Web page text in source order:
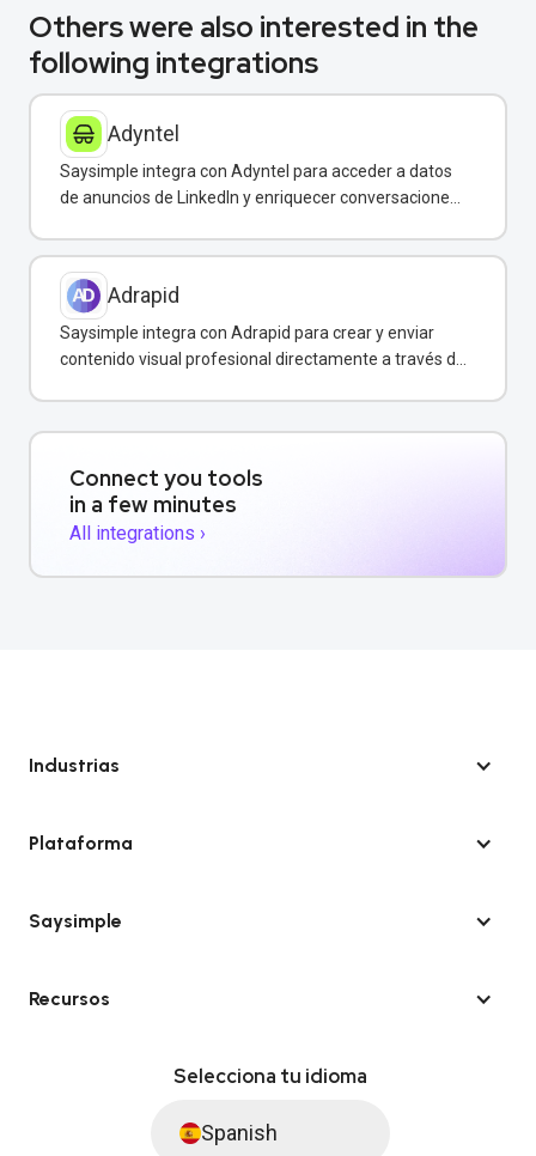
Others were also interested in the
following integrations
Adyntel
Saysimple integra con Adyntel para acceder a datos
de anuncios de LinkedIn y enriquecer conversaciones
Adrapid
Saysimple integra con Adrapid para crear y enviar
contenido visual profesional directamente a través de
Connect you tools
in a few minutes
All integrations ›
Industrias
Plataforma
Saysimple
Recursos
Selecciona tu idioma
Spanish